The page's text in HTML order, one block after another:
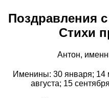
Поздравления
Стихи
Антон,
Именины: 30 января; 14
августа; 15